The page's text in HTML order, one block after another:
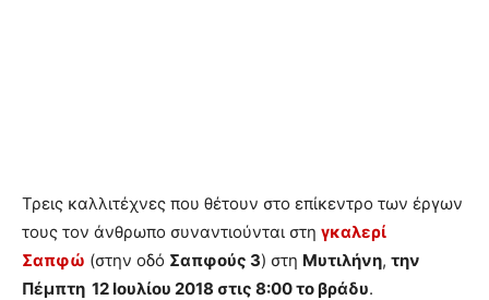
Τρεις καλλιτέχνες που θέτουν στο επίκεντρο των έργων
τους τον άνθρωπο συναντιούνται στη γκαλερί
Σαπφώ (στην οδό Σαπφούς 3) στη Μυτιλήνη, την
Πέμπτη 12 Ιουλίου 2018 στις 8:00 το βράδυ.